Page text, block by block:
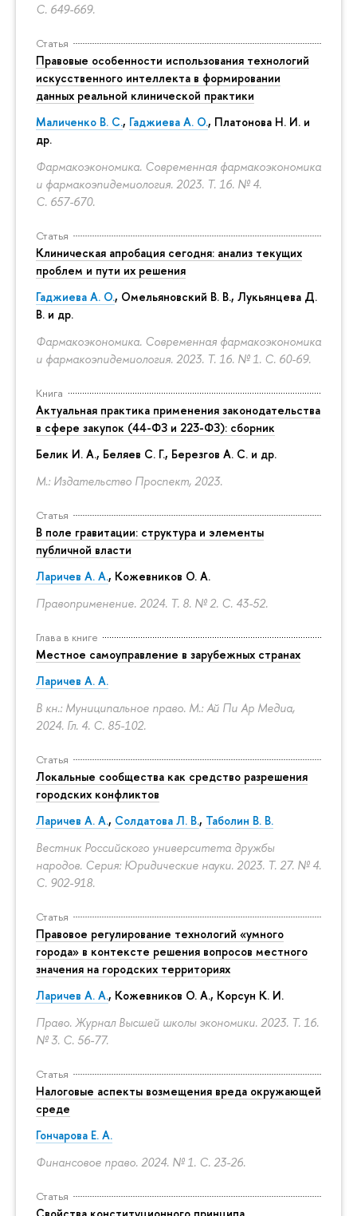
С. 649-669.
Статья
Правовые особенности использования технологий
искусственного интеллекта в формировании
данных реальной клинической практики
Маличенко В. С., Гаджиева А. О., Платонова Н. И. и
др.
Фармакоэкономика. Современная фармакоэкономика
и фармакоэпидемиология. 2023. Т. 16. № 4.
С. 657-670.
Статья
Клиническая апробация сегодня: анализ текущих
проблем и пути их решения
Гаджиева А. О., Омельяновский В. В., Лукьянцева Д.
В. и др.
Фармакоэкономика. Современная фармакоэкономика
и фармакоэпидемиология. 2023. Т. 16. № 1. С. 60-69.
Книга
Актуальная практика применения законодательства
в сфере закупок (44-ФЗ и 223-ФЗ): сборник
Белик И. А., Беляев С. Г., Березгов А. С. и др.
М.: Издательство Проспект, 2023.
Статья
В поле гравитации: структура и элементы
публичной власти
Ларичев А. А., Кожевников О. А.
Правоприменение. 2024. Т. 8. № 2. С. 43-52.
Глава в книге
Местное самоуправление в зарубежных странах
Ларичев А. А.
В кн.: Муниципальное право. М.: Ай Пи Ар Медиа,
2024. Гл. 4. С. 85-102.
Статья
Локальные сообщества как средство разрешения
городских конфликтов
Ларичев А. А., Солдатова Л. В., Таболин В. В.
Вестник Российского университета дружбы
народов. Серия: Юридические науки. 2023. Т. 27. № 4.
С. 902-918.
Статья
Правовое регулирование технологий «умного
города» в контексте решения вопросов местного
значения на городских территориях
Ларичев А. А., Кожевников О. А., Корсун К. И.
Право. Журнал Высшей школы экономики. 2023. Т. 16.
№ 3. С. 56-77.
Статья
Налоговые аспекты возмещения вреда окружающей
среде
Гончарова Е. А.
Финансовое право. 2024. № 1. С. 23-26.
Статья